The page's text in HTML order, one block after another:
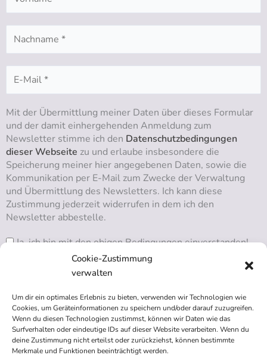
Cookie-Zustimmung
verwalten
Um dir ein optimales Erlebnis zu bieten, verwenden wir Technologien wie
Cookies, um Geräteinformationen zu speichern und/oder darauf zuzugreifen.
Wenn du diesen Technologien zustimmst, können wir Daten wie das
Surfverhalten oder eindeutige IDs auf dieser Website verarbeiten. Wenn du
deine Zustimmung nicht erteilst oder zurückziehst, können bestimmte
Merkmale und Funktionen beeinträchtigt werden.
Mit der Übermittlung meiner Daten über dieses Formular
und der damit einhergehenden Anmeldung zum
Newsletter stimme ich den Datenschutzbedingungen
dieser Webseite zu und erlaube insbesondere die
Speicherung meiner hier angegebenen Daten, sowie die
Kommunikation per E-Mail zum Zwecke der Verwaltung
und Übermittlung des Newsletters. Ich kann diese
Zustimmung jederzeit widerrufen in dem ich den
Newsletter abbestelle.
Ja, ich bin mit den obigen Bedingungen einverstanden!
RSS ABONNIEREN